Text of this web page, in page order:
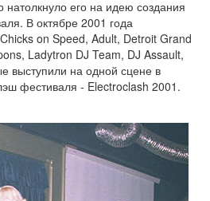
натолкнуло его на идею создания
В октябре 2001 года
on Speed, Adult, Detroit Grand
Ladytron DJ Team, DJ Assault,
выступили на одной сцене в
фестиваля - Electroclash 2001.